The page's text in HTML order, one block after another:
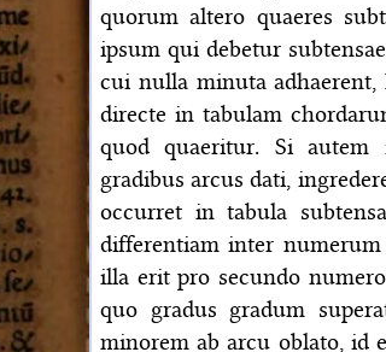
quorum altero quaeres
ipsum qui debetur
cui nulla minuta
directe in tabulam
quod quaeritur. Si autem
gradibus arcus dati,
occurret in tabula
differentiam inter
illa erit pro secundo
quo gradus gradum
minorem ab arcu oblato, id